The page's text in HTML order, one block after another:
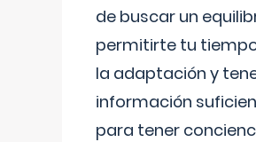
de buscar un
permitirte tu
la adaptación y
información
para tener